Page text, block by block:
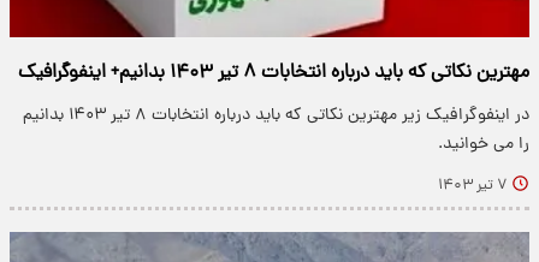
مهترین نکاتی که باید درباره انتخابات ۸ تیر ۱۴۰۳ بدانیم+ اینفوگرافیک
در اینفوگرافیک زیر مهترین نکاتی که باید درباره انتخابات ۸ تیر ۱۴۰۳ بدانیم
را می خوانید.
۷ تیر ۱۴۰۳